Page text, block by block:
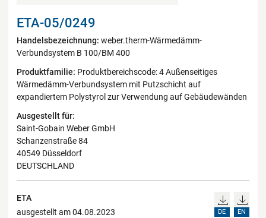
ETA-05/0249
Handelsbezeichnung: weber.therm-Wärmedämm-
Verbundsystem B 100/BM 400
Produktfamilie: Produktbereichscode: 4 Außenseitiges
Wärmedämm-Verbundsystem mit Putzschicht auf
expandiertem Polystyrol zur Verwendung auf Gebäudewänden
Ausgestellt für:
Saint-Gobain Weber GmbH
Schanzenstraße 84
40549 Düsseldorf
DEUTSCHLAND
ETA
ausgestellt am 04.08.2023
DE EN